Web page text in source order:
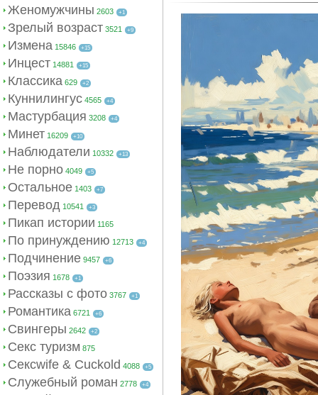
Женомужчины 2603 +1
Зрелый возраст 3521 +9
Измена 15846 +15
Инцест 14881 +15
Классика 629 +2
Куннилингус 4565 +4
Мастурбация 3208 +4
Минет 16209 +10
Наблюдатели 10332 +13
Не порно 4049 +5
Остальное 1403 +7
Перевод 10541 +3
Пикап истории 1165
По принуждению 12713 +4
Подчинение 9457 +6
Поэзия 1678 +1
Рассказы с фото 3767 +1
Романтика 6721 +6
Свингеры 2642 +2
Секс туризм 875
Сексwife & Cuckold 4088 +5
Служебный роман 2778 +4